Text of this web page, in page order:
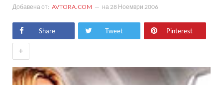
Добавена от: AVTORA.COM на 28 Ноември 2006
Share Tweet Pinterest
+